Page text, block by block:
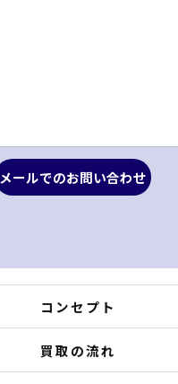
メールでのお問い合わせ
コンセプト
買取の流れ